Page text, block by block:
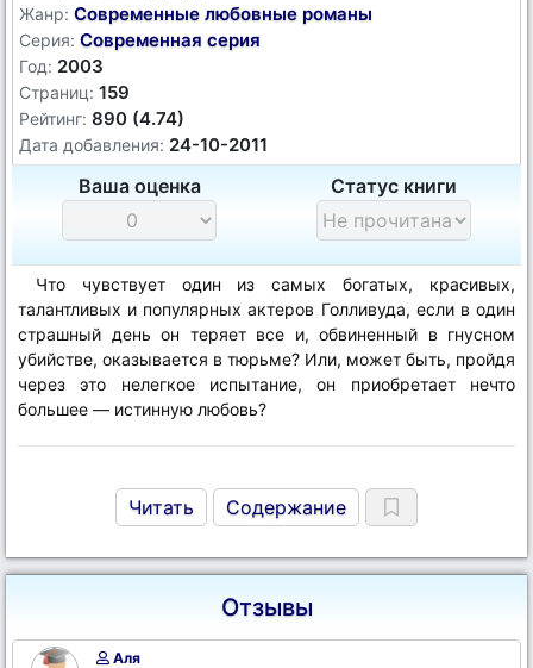
Жанр: Современные любовные романы
Серия: Современная серия
Год: 2003
Страниц: 159
Рейтинг: 890 (4.74)
Дата добавления: 24-10-2011
Ваша оценка Статус книги
Что чувствует один из самых богатых, красивых,
талантливых и популярных актеров Голливуда, если в один
страшный день он теряет все и, обвиненный в гнусном
убийстве, оказывается в тюрьме? Или, может быть, пройдя
через это нелегкое испытание, он приобретает нечто
большее — истинную любовь?
Читать Содержание
Отзывы
Аля